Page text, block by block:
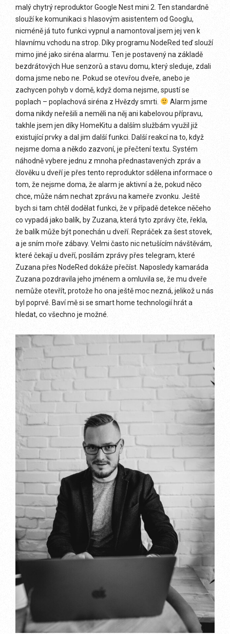
malý chytrý reproduktor Google Nest mini 2. Ten standardně
slouží ke komunikaci s hlasovým asistentem od Googlu,
nicméně já tuto funkci vypnul a namontoval jsem jej ven k
hlavnímu vchodu na strop. Díky programu NodeRed teď slouží
mimo jiné jako siréna alarmu. Ten je postavený na základě
bezdrátových Hue senzorů a stavu domu, který sleduje, zdali
doma jsme nebo ne. Pokud se otevřou dveře, anebo je
zachycen pohyb v domě, když doma nejsme, spustí se
poplach – poplachová siréna z Hvězdy smrti.
Alarm jsme
doma nikdy neřešili a neměli na něj ani kabelovou přípravu,
takhle jsem jen díky HomeKitu a dalším službám využil již
existující prvky a dal jim další funkci. Další reakcí na to, když
nejsme doma a někdo zazvoní, je přečtení textu. Systém
náhodně vybere jednu z mnoha přednastavených zpráv a
člověku u dveří je přes tento reproduktor sdělena informace o
tom, že nejsme doma, že alarm je aktivní a že, pokud něco
chce, může nám nechat zprávu na kameře zvonku. Ještě
bych si tam chtěl dodělat funkci, že v případě detekce něčeho
co vypadá jako balík, by Zuzana, která tyto zprávy čte, řekla,
že balík může být ponechán u dveří. Repráček za šest stovek,
a je sním moře zábavy. Velmi často nic netušícím návštěvám,
které čekají u dveří, posílám zprávy přes telegram, které
Zuzana přes NodeRed dokáže přečíst. Naposledy kamaráda
Zuzana pozdravila jeho jménem a omluvila se, že mu dveře
nemůže otevřít, protože ho ona ještě moc nezná, jelikož u nás
byl poprvé. Baví mě si se smart home technologií hrát a
hledat, co všechno je možné.